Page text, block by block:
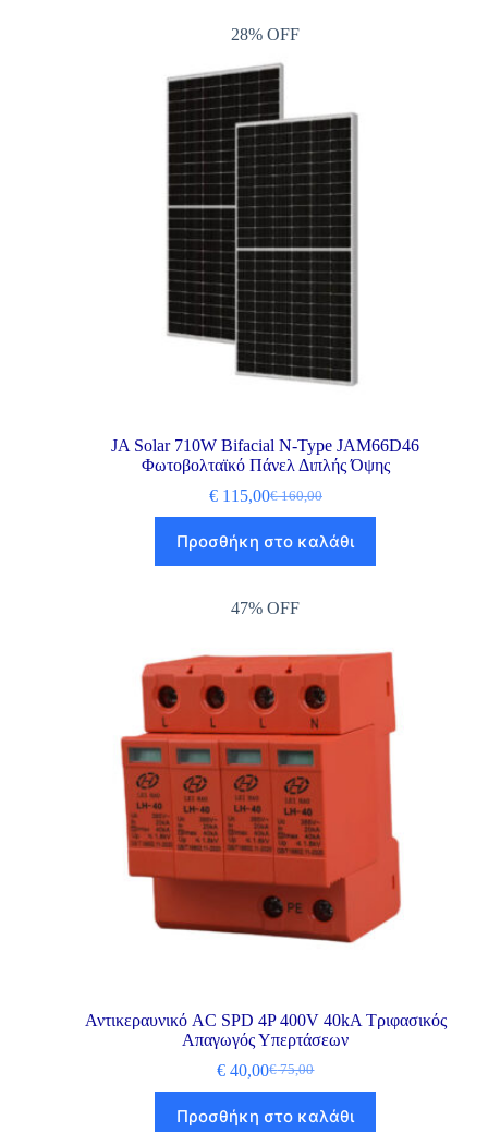
28% OFF
JA Solar 710W Bifacial N-Type JAM66D46
Φωτοβολταϊκό Πάνελ Διπλής Όψης
€160,00
€115,00
Προσθήκη στο καλάθι
47% OFF
Αντικεραυνικό AC SPD 4P 400V 40kA Τριφασικός
Απαγωγός Υπερτάσεων
€75,00
€ 40,00
Προσθήκη στο καλάθι